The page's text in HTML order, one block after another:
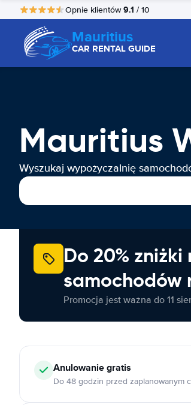
Opnie klientów9.1 / 10
Mauritius
CAR RENTAL GUIDE
Mauritius
Wyszukaj wypożyczalnię
Do 20%
samochodów
Promocja jest ważna do 11
Anulowaniegratis
Do 48 godzin przed zaplanowanym